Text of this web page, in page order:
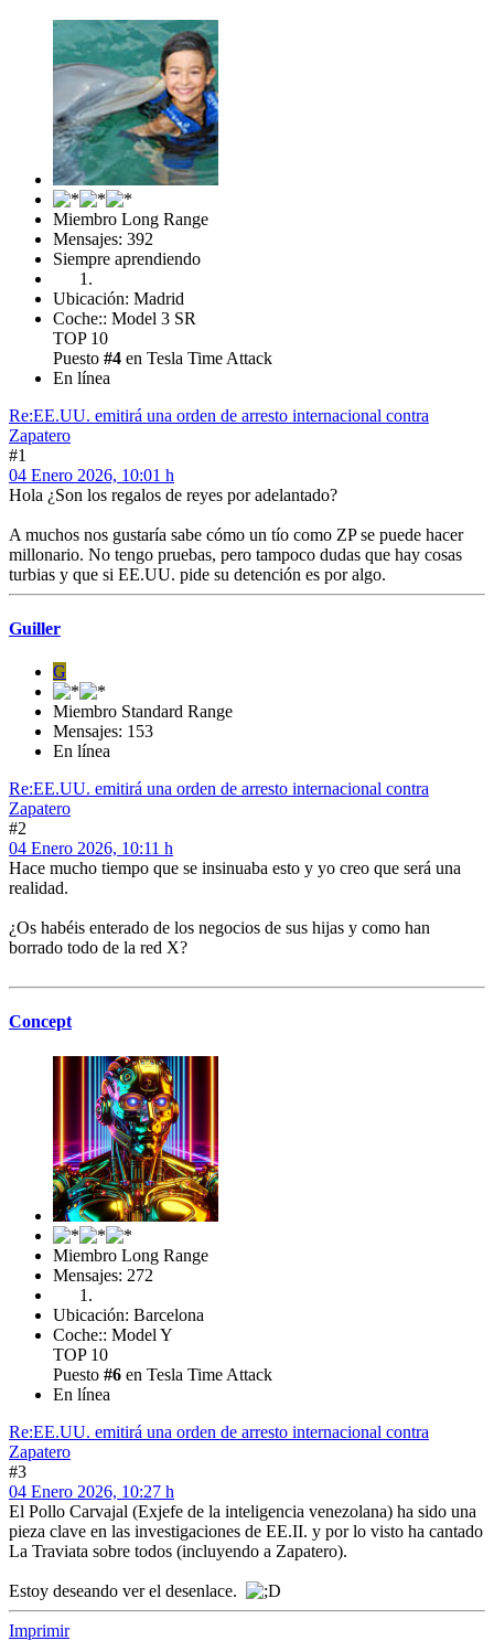
Miembro Long Range
Mensajes: 392
Siempre aprendiendo
Ubicación: Madrid
Coche:: Model 3 SR
TOP 10
Puesto #4 en Tesla Time Attack
En línea
Re:EE.UU. emitirá una orden de arresto internacional contra
Zapatero
#1
04 Enero 2026, 10:01 h
Hola ¿Son los regalos de reyes por adelantado?
A muchos nos gustaría sabe cómo un tío como ZP se puede hacer
millonario. No tengo pruebas, pero tampoco dudas que hay cosas
turbias y que si EE.UU. pide su detención es por algo.
Guiller
G
Miembro Standard Range
Mensajes: 153
En línea
Re:EE.UU. emitirá una orden de arresto internacional contra
Zapatero
#2
04 Enero 2026, 10:11 h
Hace mucho tiempo que se insinuaba esto y yo creo que será una
realidad.
¿Os habéis enterado de los negocios de sus hijas y como han
borrado todo de la red X?
Concept
Miembro Long Range
Mensajes: 272
Ubicación: Barcelona
Coche:: Model Y
TOP 10
Puesto #6 en Tesla Time Attack
En línea
Re:EE.UU. emitirá una orden de arresto internacional contra
Zapatero
#3
04 Enero 2026, 10:27 h
El Pollo Carvajal (Exjefe de la inteligencia venezolana) ha sido una
pieza clave en las investigaciones de EE.II. y por lo visto ha cantado
La Traviata sobre todos (incluyendo a Zapatero).
Estoy deseando ver el desenlace.
Imprimir